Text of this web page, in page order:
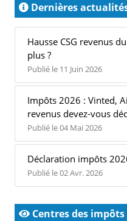
Dernières
Hausse CSG revenus
plus ?
Publié le 11 Juin 2026
Impôts 2026 : Vinted,
revenus devez-vous
Publié le 04 Mai 2026
Déclaration impôts
Publié le 02 Avr. 2026
Centres des